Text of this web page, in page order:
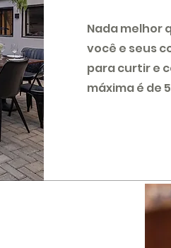
Nada melhor
você e seus
para curtir e
máxima é de